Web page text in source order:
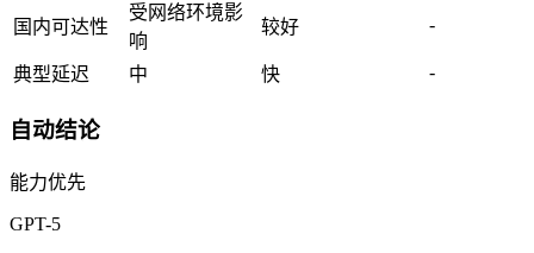
国内可达性
受网络环境影
响
较好 -
典型延迟 中 快 -
自动结论
能力优先
GPT-5